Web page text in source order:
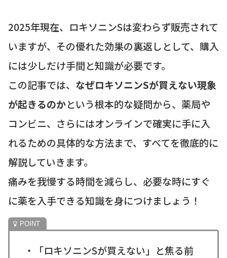
2025年現在、ロキソニンSは変わらず販売されて
いますが、その優れた効果の裏返しとして、購入
には少しだけ手間と知識が必要です。
この記事では、 なぜロキソニンSが買えない現象
が起きるのかという根本的な疑問から、薬局や
コンビニ、さらにはオンラインで確実に手に入
れるための具体的な方法まで、すべてを徹底的に
解説していきます。
痛みを我慢する時間を減らし、必要な時にすぐ
に薬を入手できる知識を身につけましょう！
・「ロキソニンSが買えない」と焦る前